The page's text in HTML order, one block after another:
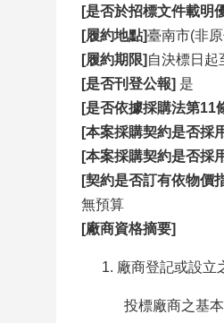
[是否於招標文件載明
[履約地點]臺南市(非
[履約期限] 自決標日
[是否刊登公報] 是
[是否依據採購法第11
[本案採購契約是否採
[本案採購契約是否採
[契約是否訂有依物價
無預算
[廠商資格摘要]
廠商登記或設立
投標廠商之基